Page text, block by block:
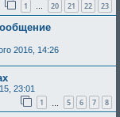
1 … 20 21 22 23
2016, 14:26
23:01
1 5 6 7 8